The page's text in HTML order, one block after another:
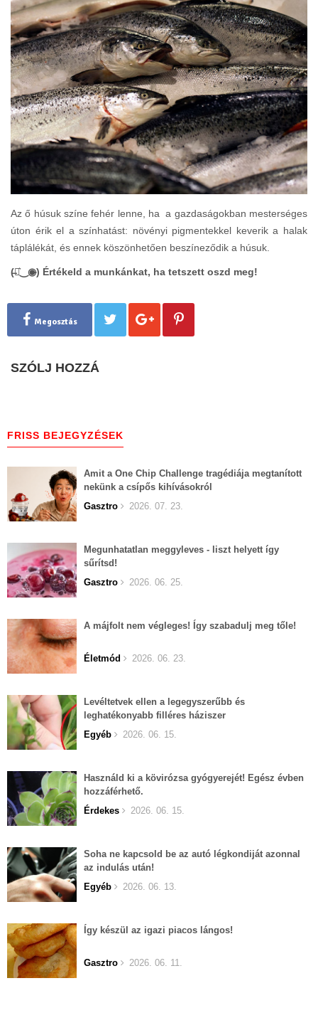
Az ő húsuk színe fehér lenne, ha a gazdaságokban mesterséges
úton érik el a színhatást: növényi pigmentekkel keverik a halak
táplálékát, és ennek köszönhetően beszíneződik a húsuk.
(̶◉͛‿◉̶) Értékeld a munkánkat, ha tetszett oszd meg!
Megosztás
SZÓLJ HOZZÁ
FRISS BEJEGYZÉSEK
Amit a One Chip Challenge tragédiája megtanított
nekünk a csípős kihívásokról
Gasztro
2026. 07. 23.
Megunhatatlan meggyleves - liszt helyett így
sűrítsd!
Gasztro
2026. 06. 25.
A májfolt nem végleges! Így szabadulj meg tőle!
Életmód 2026. 06. 23.
Levéltetvek ellen a legegyszerűbb és
leghatékonyabb filléres háziszer
Egyéb
2026. 06. 15.
Használd ki a kövirózsa gyógyerejét! Egész évben
hozzáférhető.
Érdekes
2026. 06. 15.
Soha ne kapcsold be az autó légkondiját azonnal
az indulás után!
Egyéb
2026. 06. 13.
Így készül az igazi piacos lángos!
Gasztro 2026. 06. 11.